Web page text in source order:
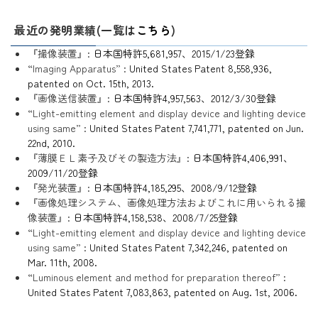
最近の発明業績(一覧は こちら)
『撮像装置』: 日本国特許5,681,957、2015/1/23登録
“Imaging Apparatus” : United States Patent 8,558,936,
patented on Oct. 15th, 2013.
『画像送信装置』: 日本国特許4,957,563、2012/3/30登録
“Light-emitting element and display device and lighting device
using same” : United States Patent 7,741,771, patented on Jun.
22nd, 2010.
『薄膜ＥＬ素子及びその製造方法』: 日本国特許4,406,991、
2009/11/20登録
『発光装置』: 日本国特許4,185,295、2008/9/12登録
『画像処理システム、画像処理方法およびこれに用いられる撮
像装置』: 日本国特許4,158,538、2008/7/25登録
“Light-emitting element and display device and lighting device
using same” : United States Patent 7,342,246, patented on
Mar. 11th, 2008.
“Luminous element and method for preparation thereof” :
United States Patent 7,083,863, patented on Aug. 1st, 2006.